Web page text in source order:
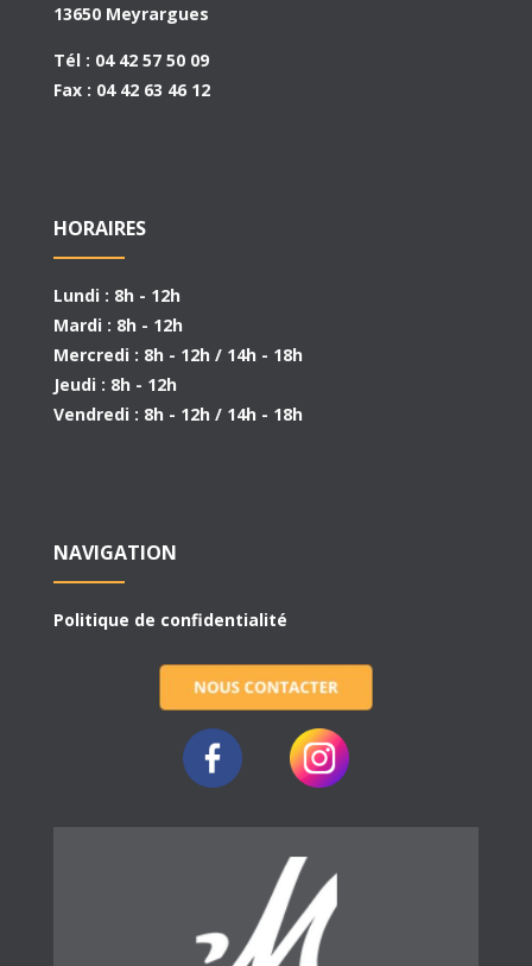
13650 Meyrargues
Tél : 04 42 57 50 09
Fax : 04 42 63 46 12
HORAIRES
Lundi : 8h - 12h
Mardi : 8h - 12h
Mercredi : 8h - 12h / 14h - 18h
Jeudi : 8h - 12h
Vendredi : 8h - 12h / 14h - 18h
NAVIGATION
Politique de confidentialité